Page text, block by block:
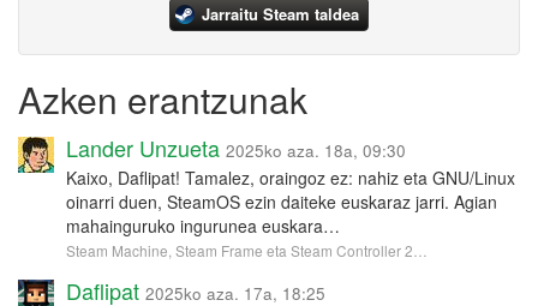
Jarraitu Steam taldea
Azken erantzunak
Lander Unzueta 2025ko aza. 18a, 09:30
Kaixo, Daflipat! Tamalez, oraingoz ez: nahiz eta GNU/Linux
oinarri duen, SteamOS ezin daiteke euskaraz jarri. Agian
mahainguruko ingurunea euskara…
Steam Machine, Steam Frame eta Steam Controller 2…
Daflipat 2025ko aza. 17a, 18:25